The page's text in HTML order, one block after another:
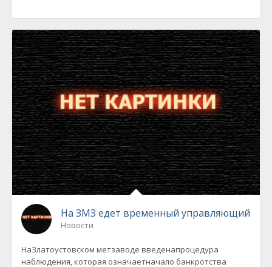
На ЗМЗ едет временный управляющий
Новости
НаЗлатоустовском метзаводе введенапроцедура
наблюдения, которая означаетначало банкротства